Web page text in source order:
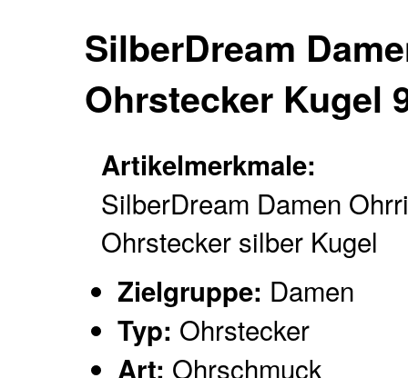
SilberDream
Ohrstecker Kugel
Artikelmerkmale:
SilberDream Damen
Ohrstecker silber Kugel
Zielgruppe: Damen
Typ: Ohrstecker
Art: Ohrschmuck